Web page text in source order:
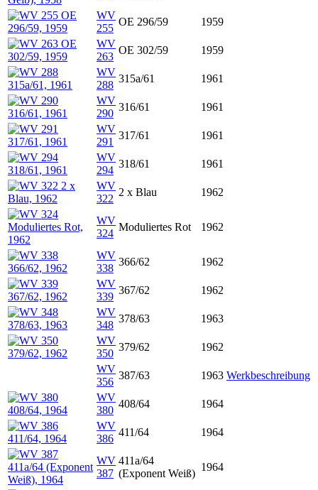
WV
255
OE 296/59
1959
WV
263
OE 302/59
1959
WV
288
315a/61
1961
WV
290
316/61
1961
WV
291
317/61
1961
WV
294
318/61
1961
WV
322
2 x Blau 1962
WV
324
Moduliertes Rot 1962
WV
338
366/62
1962
WV
339
367/62
1962
WV
348
378/63
1963
WV
350
379/62
1962
WV
356
387/63 1963 Werkbeschreibung
WV
380
408/64
1964
WV
386
411/64 1964
WV
387
411a/64
(Exponent Weiß)
1964